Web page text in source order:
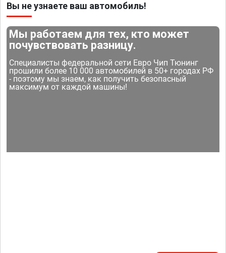
Вы не узнаете ваш автомобиль!
Мы работаем для тех, кто может
почувствовать разницу.
Специалисты федеральной сети Евро Чип Тюнинг
прошили более 10 000 автомобилей в 50+ городах РФ
- поэтому мы знаем, как получить безопасный
максимум от каждой машины!